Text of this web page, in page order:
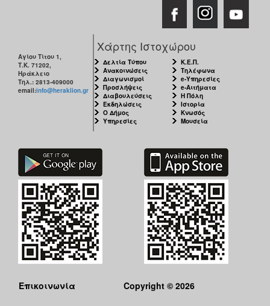
Αγίου Τίτου 1,
Τ.Κ. 71202,
Ηράκλειο
Τηλ.: 2813-409000
email:info@heraklion.gr
Χάρτης Ιστοχώρου
Δελτία Τύπου
Ανακοινώσεις
Διαγωνισμοί
Προσλήψεις
Διαβουλεύσεις
Εκδηλώσεις
Ο Δήμος
Υπηρεσίες
Κ.Ε.Π.
Τηλέφωνα
e-Υπηρεσίες
e-Αιτήματα
Η Πόλη
Ιστορία
Κνωσός
Μουσεία
Επικοινωνία
Copyright © 2026